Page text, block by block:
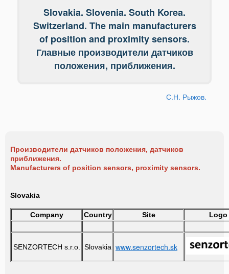
Slovakia. Slovenia. South Korea.
Switzerland. The main manufacturers
of position and proximity sensors.
Главные производители датчиков
положения, приближения.
С.Н. Рыжов.
Производители датчиков положения, датчиков
приближения.
Manufacturers of position sensors, proximity sensors.
Slovakia
Company Country Site Logo
SENZORTECH s.r.o. Slovakia www.senzortech.sk